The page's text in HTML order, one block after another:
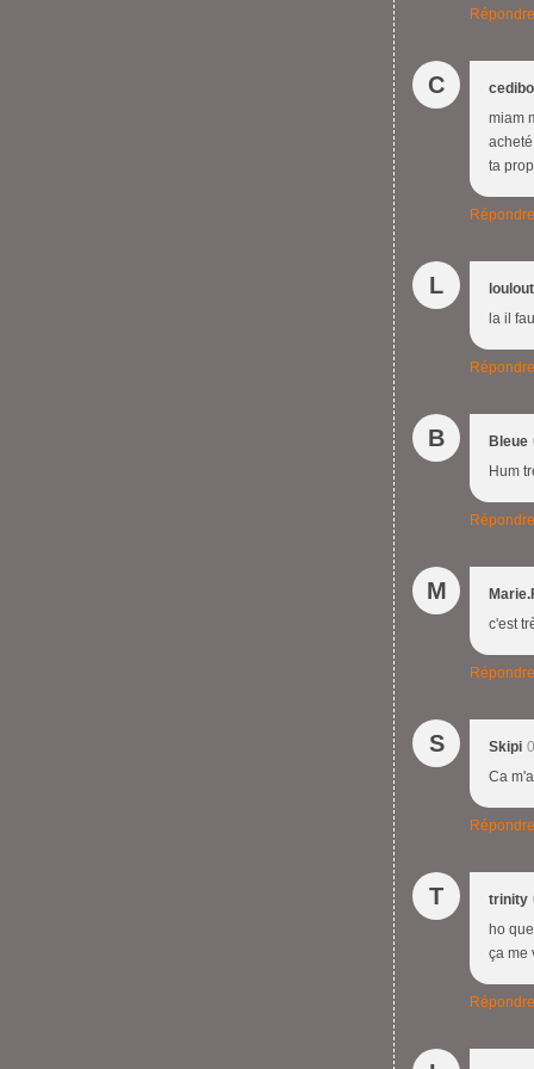
Répondre
C
cedibo
miam
ta
Répondre
L
la il
Répondre
B Bleue
Hum
Répondre
M
c'est
Répondre
S Skipi
Ca
Répondre
T trinity
ho
ça me
Répondre